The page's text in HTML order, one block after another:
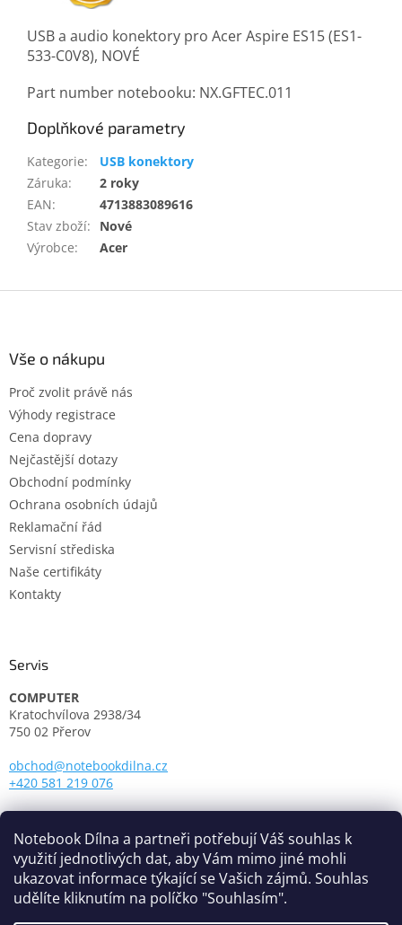
Notebook Dílna a partneři potřebují Váš souhlas k
využití jednotlivých dat, aby Vám mimo jiné mohli
ukazovat informace týkající se Vašich zájmů. Souhlas
udělíte kliknutím na políčko "Souhlasím".
USB a audio konektory pro Acer Aspire ES15 (ES1-
533-C0V8), NOVÉ
Part number notebooku: NX.GFTEC.011
Doplňkové parametry
Kategorie:
USB konektory
Záruka:
2 roky
EAN:
4713883089616
Stav zboží:
Nové
Výrobce: Acer
Vše o nákupu
Proč zvolit právě nás
Výhody registrace
Cena dopravy
Nejčastější dotazy
Obchodní podmínky
Ochrana osobních údajů
Reklamační řád
Servisní střediska
Naše certifikáty
Kontakty
Servis
COMPUTER
Kratochvílova 2938/34
750 02 Přerov
obchod@notebookdilna.cz
+420 581 219 076
Otevírací doba:
Pondělí - Pátek: 9.00 - 17.00